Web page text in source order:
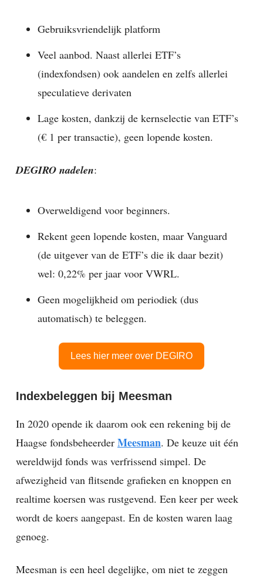
Gebruiksvriendelijk platform
Veel aanbod. Naast allerlei ETF’s
(indexfondsen) ook aandelen en zelfs allerlei
speculatieve derivaten
Lage kosten, dankzij de kernselectie van ETF’s
(€ 1 per transactie), geen lopende kosten.
DEGIRO nadelen:
Overweldigend voor beginners.
Rekent geen lopende kosten, maar Vanguard
(de uitgever van de ETF’s die ik daar bezit)
wel: 0,22% per jaar voor VWRL.
Geen mogelijkheid om periodiek (dus
automatisch) te beleggen.
Lees hier meer over DEGIRO
Indexbeleggen bij Meesman
In 2020 opende ik daarom ook een rekening bij de
Haagse fondsbeheerder Meesman. De keuze uit één
wereldwijd fonds was verfrissend simpel. De
afwezigheid van flitsende grafieken en knoppen en
realtime koersen was rustgevend. Een keer per week
wordt de koers aangepast. En de kosten waren laag
genoeg.
Meesman is een heel degelijke, om niet te zeggen